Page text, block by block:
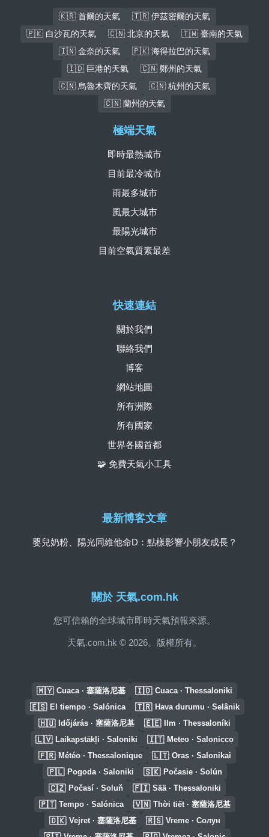
🇰🇷 首爾的天氣
🇹🇷 伊茲密爾的天氣
🇵🇰 白沙瓦的天氣
🇨🇳 北京的天氣
🇹🇼 臺南的天氣
🇮🇳 金奈的天氣
🇵🇰 海得拉巴的天氣
🇮🇩 巨港的天氣
🇨🇳 鄭州的天氣
🇨🇳 烏魯木齊的天氣
🇨🇳 杭州的天氣
🇨🇳 蘭州的天氣
關於 天氣.com.hk
您可信賴的全球城市即時天氣預報來源。
天氣.com.hk © 2026。版權所有。
快速連結
關於我們
聯絡我們
博客
網站地圖
所有洲際
所有國家
世界各國首都
🧩 免費天氣小工具
極端天氣
即時最熱城市
目前最冷城市
雨最多城市
風最大城市
最陽光城市
目前空氣質素最差
最新博客文章
嬰兒奶粉、陽光同維他命D：點樣影響小朋友成長？
🇲🇾 Cuaca · 塞薩洛尼基 🇮🇩 Cuaca · Thessaloniki
🇪🇸 El tiempo · Salónica 🇹🇷 Hava durumu · Selânik
🇭🇺 Időjárás · 塞薩洛尼基 🇪🇪 Ilm · Thessaloníki
🇱🇻 Laikapstākļi · Saloniki 🇮🇹 Meteo · Salonicco
🇫🇷 Météo · Thessalonique 🇱🇹 Oras · Salonikai
🇵🇱 Pogoda · Saloniki 🇸🇰 Počasie · Solún
🇨🇿 Počasí · Soluň 🇫🇮 Sää · Thessaloniki
🇵🇹 Tempo · Salónica 🇻🇳 Thời tiết · 塞薩洛尼基
🇩🇰 Vejret · 塞薩洛尼基 🇷🇸 Vreme · Солун